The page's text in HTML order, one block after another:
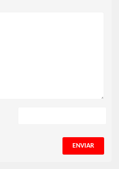
ENVIAR